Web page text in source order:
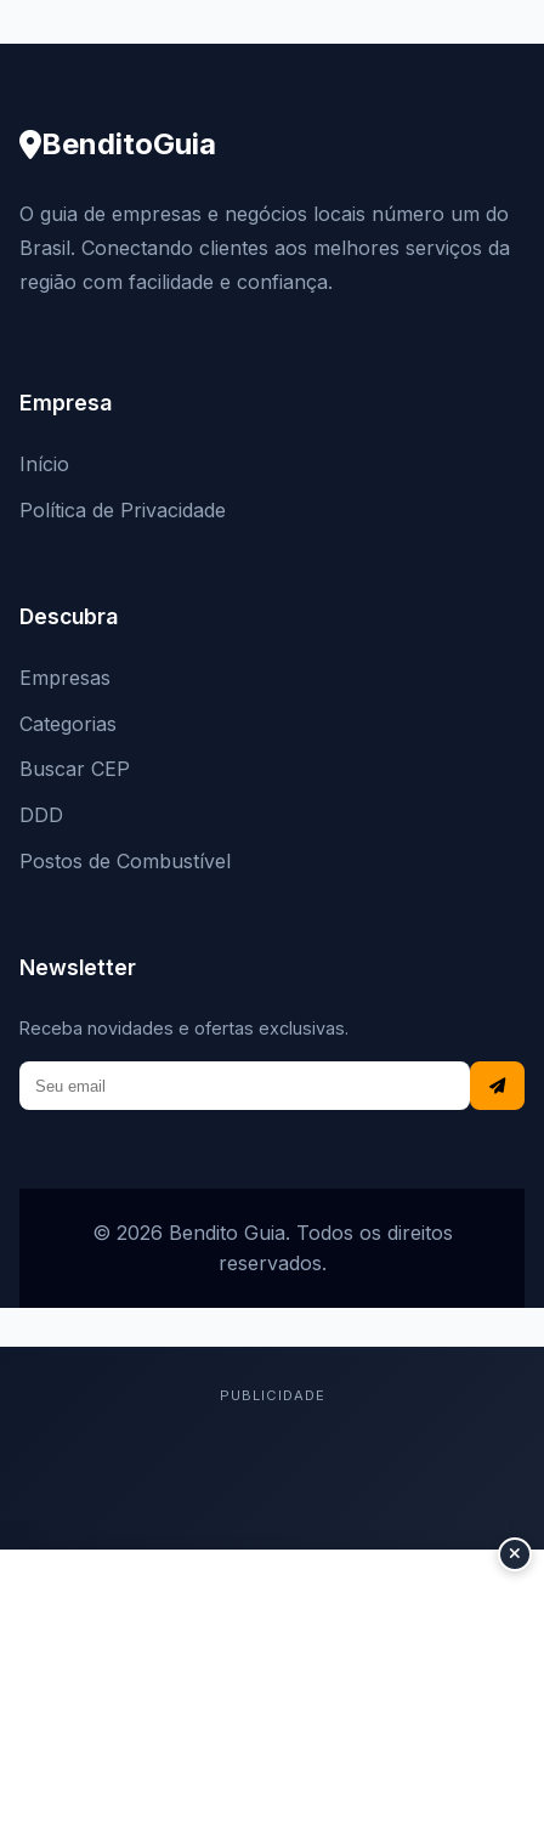
BenditoGuia
O guia de empresas e negócios locais número um do
Brasil. Conectando clientes aos melhores serviços da
região com facilidade e confiança.
Empresa
Início
Política de Privacidade
Descubra
Empresas
Categorias
Buscar CEP
DDD
Postos de Combustível
Newsletter
Receba novidades e ofertas exclusivas.
© 2026 Bendito Guia. Todos os direitos
reservados.